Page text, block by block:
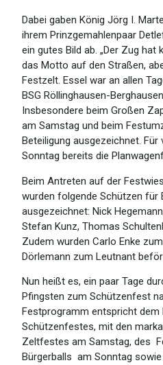
Dabei gaben König Jörg I.
ihrem Prinzgemahlenpaar
ein gutes Bild ab. „Der Zug hat
das Motto auf den Straßen,
Festzelt. Essel war an allen
BSG Röllinghausen-
Insbesondere beim Großen
am Samstag und beim
Beteiligung ausgezeichnet.
Sonntag bereits die
Beim Antreten auf der
wurden folgende Schützen für
ausgezeichnet: Nick
Stefan Kunz, Thomas
Zudem wurden Carlo Enke
Dörlemann zum Leutnant
Nun heißt es, ein paar Tage
Pfingsten zum Schützenfest
Festprogramm entspricht dem
Schützenfestes, mit den
Zeltfestes am Samstag, des
Bürgerballs am Sonntag